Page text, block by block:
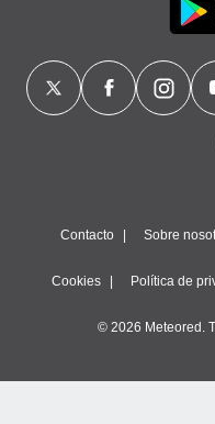
Contacto Sobre
Cookies Política de
© 2026 Meteored.